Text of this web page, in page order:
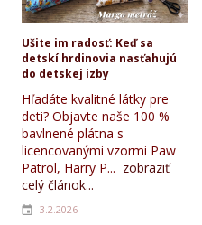
Ušite im radosť: Keď sa
detskí hrdinovia nasťahujú
do detskej izby
Hľadáte kvalitné látky pre
deti? Objavte naše 100 %
bavlnené plátna s
licencovanými vzormi Paw
Patrol, Harry P... zobraziť
celý článok...
3.2.2026